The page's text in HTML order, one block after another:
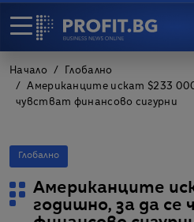
Начало
Глобално
Американците искат $233
чувстват финансово сигурни
Глобално
Американците
годишно, за да се